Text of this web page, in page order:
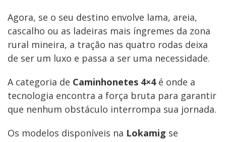
Agora, se o seu destino envolve lama, areia,
cascalho ou as ladeiras mais íngremes da zona
rural mineira, a tração nas quatro rodas deixa
de ser um luxo e passa a ser uma necessidade.
A categoria de Caminhonetes 4×4é onde a
tecnologia encontra a força bruta para garantir
que nenhum obstáculo interrompa sua jornada.
Os modelos disponíveis na Lokamig se